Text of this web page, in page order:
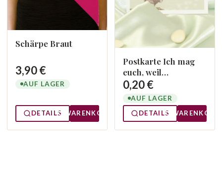
Schärpe Braut
3,90 €
AUF LAGER
DETAILS WARENKORB
Postkarte Ich mag
euch, weil…
0,20 €
AUF LAGER
DETAILS
WARENKORB